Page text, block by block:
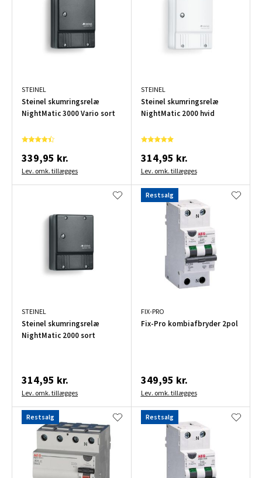
STEINEL
Steinel skumringsrelæ
NightMatic 3000 Vario sort
339,95 kr.
Lev. omk. tillægges
STEINEL
Steinel skumringsrelæ
NightMatic 2000 hvid
314,95 kr.
Lev. omk. tillægges
STEINEL
Steinel skumringsrelæ
NightMatic 2000 sort
314,95 kr.
Lev. omk. tillægges
Restsalg
FIX-PRO
Fix-Pro kombiafbryder 2pol
349,95 kr.
Lev. omk. tillægges
Restsalg Restsalg